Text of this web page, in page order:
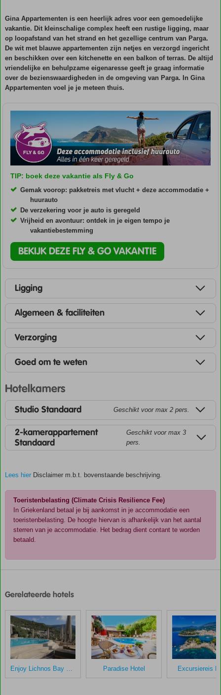
Gina Appartementen is een heerlijk adres voor een gemoedelijke
vakantie. Dit kleinschalige complex heeft een rustige ligging, maar
op loopafstand van het strand en het gezellige centrum van Parga.
De wit met blauwe appartementen zijn netjes en verzorgd ingericht
en beschikken over een kitchenette en een balkon of terras. De altijd
vriendelijke en behulpzame eigenaresse geeft je graag informatie
over de bezienswaardigheden in de omgeving van Parga. In Gina
Appartementen voel je je meteen thuis.
TIP: boek deze vakantie als Fly & Go
Gemak voorop: pakketreis met vlucht + deze accommodatie +
huurauto
De verzekering voor je auto is geregeld
Vrijheid en avontuur: ontdek in je eigen tempo je
vakantiebestemming
BEKIJK DEZE FLY & GO VAKANTIE
Ligging
Algemeen & faciliteiten
Verzorging
Goed om te weten
Hotelkamers
Studio Standaard Geschikt voor max 2 pers.
2-kamerappartement
Standaard
Geschikt voor max 3
pers.
Lees hier Disclaimer m.b.t. bovenstaande beschrijving.
Toeristenbelasting (Climate Crisis Resilience Fee)
In Griekenland betaal je bij aankomst in je accommodatie een
toeristenbelasting. De hoogte hiervan is afhankelijk van het aantal
sterren van je accommodatie. Het bedrag dient contant te worden
betaald.
door
klanten
gegeven
na
hun
Gina
Gerelateerde hotels
Enjoy Lichnos Bay Village Paradise Hotel Excursiereis